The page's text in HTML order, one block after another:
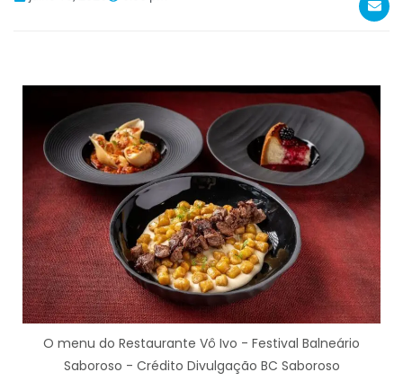
O menu do Restaurante Vô Ivo - Festival Balneário
Saboroso - Crédito Divulgação BC Saboroso